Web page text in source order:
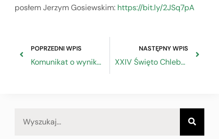
posłem Jerzym Gosiewskim: https://bit.ly/2JSq7pA
POPRZEDNI WPIS
Komunikat o wynikach postępowania konkurencyjnego
NASTĘPNY WPIS
XXIV Święto Chleba w Gdańsku